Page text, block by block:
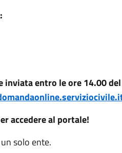
inviata entro le ore 14.00
accedere al portale!
solo ente.